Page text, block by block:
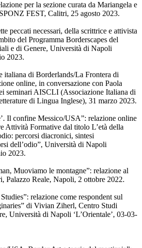
per la sezione curata da Mariangela e
FEST, Calitri, 25 agosto 2023.
peccati necessari, della scrittrice e attivista
del Programma Borderscapes del
e di Genere, Università di Napoli
2023.
italiana di Borderlands/La Frontera di
online, in conversazione con Paola
seminari AISCLI (Associazione Italiana di
di Lingua Inglese), 31 marzo 2023.
Il confine Messico/USA”: relazione online
Attività Formative dal titolo L’età della
percorsi diacronici, sintesi
dell’odio”, Università di Napoli
2023.
Muoviamo le montagne”: relazione al
Palazzo Reale, Napoli, 2 ottobre 2022.
relazione come respondent sul
di Vivian Ziherl, Centro Studi
Università di Napoli ‘L’Orientale’, 03-03-